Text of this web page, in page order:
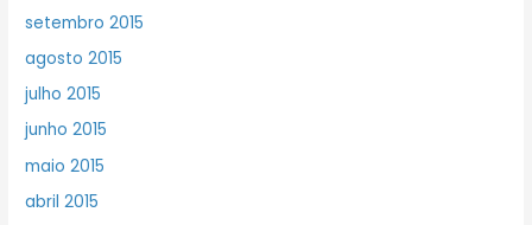
setembro 2015
agosto 2015
julho 2015
junho 2015
maio 2015
abril 2015